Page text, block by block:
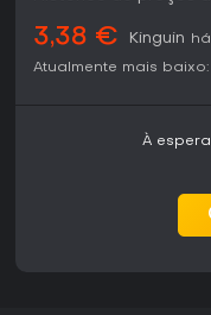
3,38 € Kinguin
Atualmente mais baixo:
À